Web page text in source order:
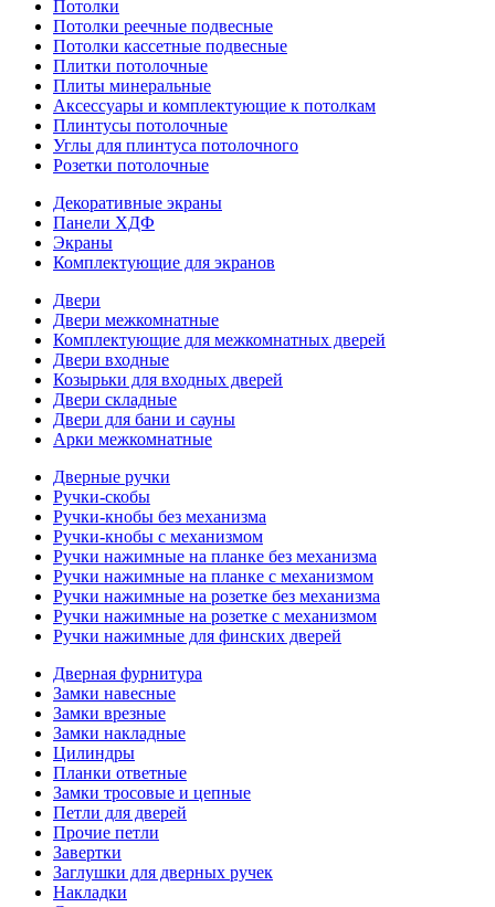
Потолки
Потолки реечные подвесные
Потолки кассетные подвесные
Плитки потолочные
Плиты минеральные
Аксессуары и комплектующие к потолкам
Плинтусы потолочные
Углы для плинтуса потолочного
Розетки потолочные
Декоративные экраны
Панели ХДФ
Экраны
Комплектующие для экранов
Двери
Двери межкомнатные
Комплектующие для межкомнатных дверей
Двери входные
Козырьки для входных дверей
Двери складные
Двери для бани и сауны
Арки межкомнатные
Дверные ручки
Ручки-скобы
Ручки-кнобы без механизма
Ручки-кнобы с механизмом
Ручки нажимные на планке без механизма
Ручки нажимные на планке с механизмом
Ручки нажимные на розетке без механизма
Ручки нажимные на розетке с механизмом
Ручки нажимные для финских дверей
Дверная фурнитура
Замки навесные
Замки врезные
Замки накладные
Цилиндры
Планки ответные
Замки тросовые и цепные
Петли для дверей
Прочие петли
Завертки
Заглушки для дверных ручек
Накладки